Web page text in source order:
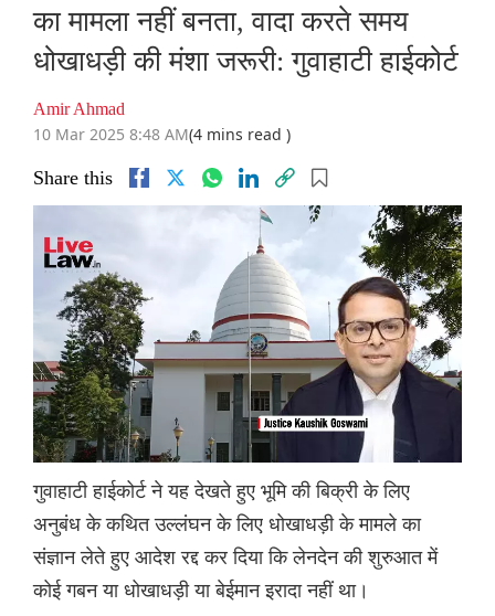
का मामला नहीं बनता, वादा करते समय
धोखाधड़ी की मंशा जरूरी: गुवाहाटी हाईकोर्ट
Amir Ahmad
10 Mar 2025 8:48 AM(4 mins read )
Share this
गुवाहाटी हाईकोर्ट ने यह देखते हुए भूमि की बिक्री के लिए
अनुबंध के कथित उल्लंघन के लिए धोखाधड़ी के मामले का
संज्ञान लेते हुए आदेश रद्द कर दिया कि लेनदेन की शुरुआत में
कोई गबन या धोखाधड़ी या बेईमान इरादा नहीं था।